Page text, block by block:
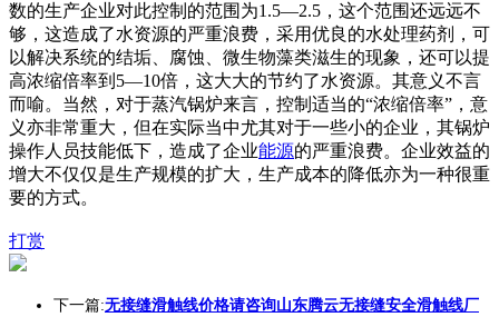
数的生产企业对此控制的范围为1.5—2.5，这个范围还远远不
够，这造成了水资源的严重浪费，采用优良的水处理药剂，可
以解决系统的结垢、腐蚀、微生物藻类滋生的现象，还可以提
高浓缩倍率到5—10倍，这大大的节约了水资源。其意义不言
而喻。当然，对于蒸汽锅炉来言，控制适当的“浓缩倍率”，意
义亦非常重大，但在实际当中尤其对于一些小的企业，其锅炉
操作人员技能低下，造成了企业能源的严重浪费。企业效益的
增大不仅仅是生产规模的扩大，生产成本的降低亦为一种很重
要的方式。
打赏
下一篇:无接缝滑触线价格请咨询山东腾云无接缝安全滑触线厂